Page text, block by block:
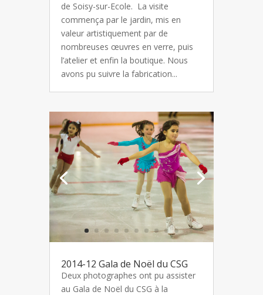
de Soisy-sur-Ecole. La visite
commença par le jardin, mis en
valeur artistiquement par de
nombreuses œuvres en verre, puis
l’atelier et enfin la boutique. Nous
avons pu suivre la fabrication...
2014-12 Gala de Noël du CSG
Deux photographes ont pu assister
au Gala de Noël du CSG à la